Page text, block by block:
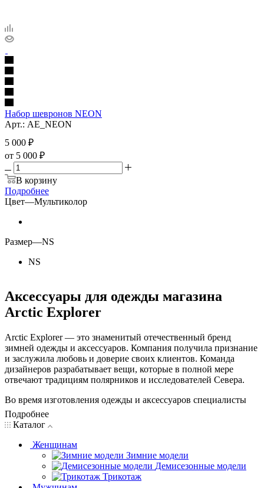
Набор шевронов NEON
Арт.: AE_NEON
5 000 ₽
от 5 000 ₽
В корзину
Подробнее
Цвет—Мультиколор
Размер—NS
NS
Аксессуары для одежды магазина
Arctic Explorer
Arctic Explorer — это знаменитый отечественный бренд
зимней одежды и аксессуаров. Компания получила признание
и заслужила любовь и доверие своих клиентов. Команда
дизайнеров разрабатывает вещи, которые в полной мере
отвечают традициям полярников и исследователей Севера.
Во время изготовления одежды и аксессуаров специалисты
стараются изготавливать не только привлекательные вещи, но
и практичные. Обратите внимание на то, что коллекции,
ограниченными. Купить аксессуары магазина Arctic Explorer
можно, позвонив по номеру телефона, который есть на
главной странице.
Подробнее
Каталог
Женщинам
Зимние модели
Демисезонные модели
Трикотаж